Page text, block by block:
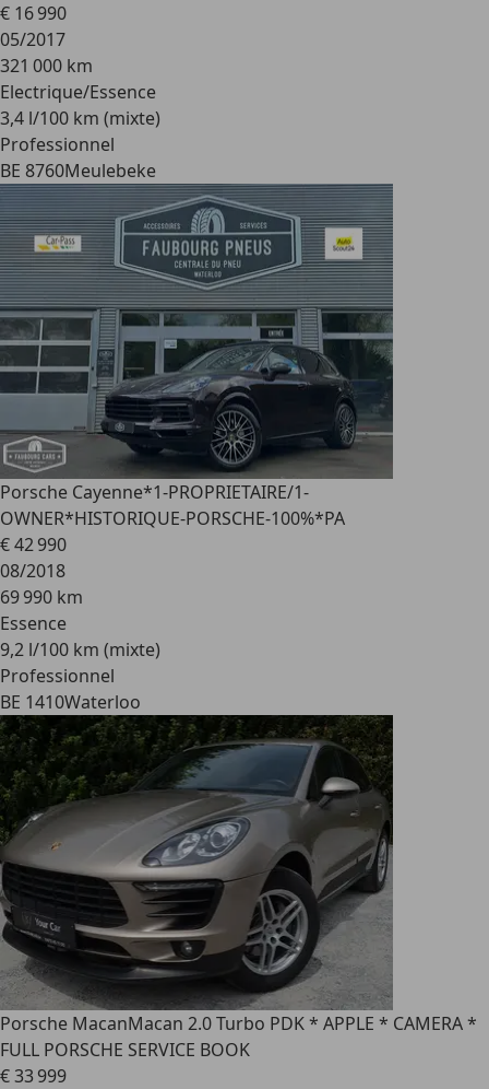
€ 16 990
05/2017
321 000 km
Electrique/Essence
3,4 l/100 km (mixte)
Professionnel
BE 8760Meulebeke
Porsche Cayenne*1-PROPRIETAIRE/1-
OWNER*HISTORIQUE-PORSCHE-100%*PA
€ 42 990
08/2018
69 990 km
Essence
9,2 l/100 km (mixte)
Professionnel
BE 1410Waterloo
Porsche MacanMacan 2.0 Turbo PDK * APPLE * CAMERA *
FULL PORSCHE SERVICE BOOK
€ 33 999